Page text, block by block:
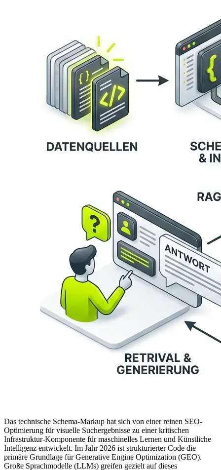
Das technische Schema-Markup hat sich von einer reinen SEO-
Optimierung für visuelle Suchergebnisse zu einer kritischen
Infrastruktur-Komponente für maschinelles Lernen und Künstliche
Intelligenz entwickelt. Im Jahr 2026 ist strukturierter Code die
primäre Grundlage für Generative Engine Optimization (GEO).
Große Sprachmodelle (LLMs) greifen gezielt auf dieses